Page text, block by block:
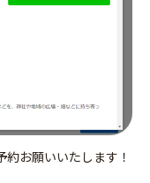
お願いいたします！